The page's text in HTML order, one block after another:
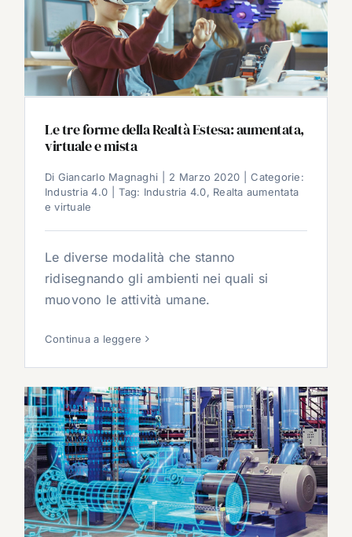
Le tre forme della Realtà Estesa: aumentata,
virtuale e mista
Di Giancarlo Magnaghi 2 Marzo 2020
Categorie:
Industria 4.0
Tag: Industria 4.0, Realta aumentata
e virtuale
Le diverse modalità che stanno
ridisegnando gli ambienti nei quali si
muovono le attività umane.
Continua a leggere